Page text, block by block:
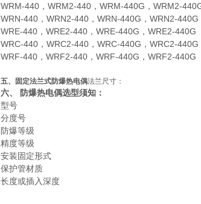
WRM-440，WRM2-440，WRM-440G，WRM2-
WRN-440，WRN2-440，WRN-440G，WRN2-440G
WRE-440，WRE2-440，WRE-440G，WRE2-440G
WRC-440，WRC2-440，WRC-440G，WRC2-440G
WRF-440，WRF2-440，WRF-440G，WRF2-440G
五、固定法兰式防爆热电偶法兰尺寸：
六、 防爆热电偶选型须知：
型号
分度号
防爆等级
精度等级
安装固定形式
保护管材质
长度或插入深度